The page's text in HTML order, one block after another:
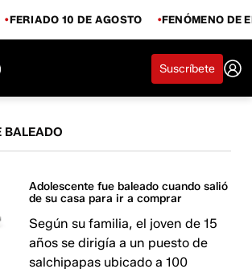
FERIADO 10 DE AGOSTO FENÓMENO DE
Suscríbete
BALEADO
Adolescente fue baleado cuando salió
de su casa para ir a comprar
Según su familia, el joven de 15
años se dirigía a un puesto de
salchipapas ubicado a 100